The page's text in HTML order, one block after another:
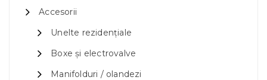
Accesorii
Unelte rezidențiale
Boxe și electrovalve
Manifolduri / olandezi